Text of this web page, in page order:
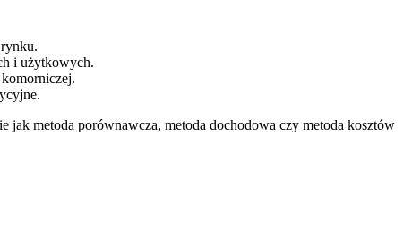
i użytkowych.
jak metoda porównawcza, metoda dochodowa czy metoda kosztów